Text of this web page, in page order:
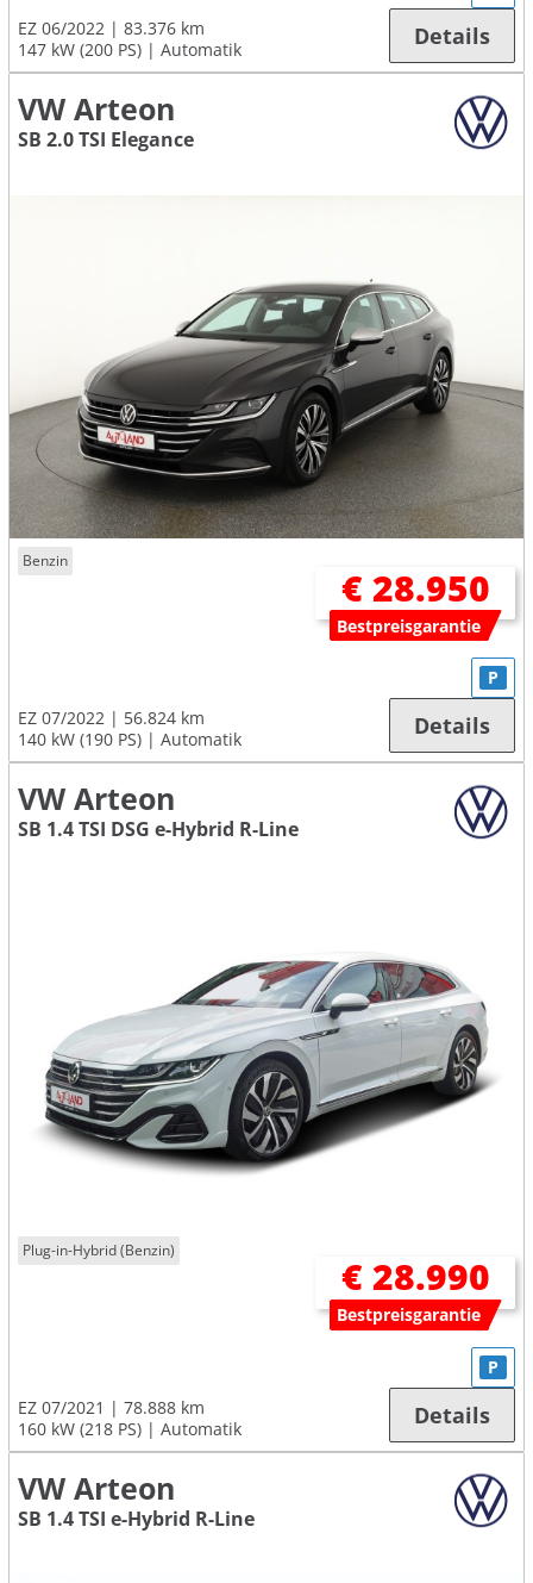
EZ 06/2022
83.376 km
147 kW (200 PS)
Automatik Details
VW Arteon
SB 2.0 TSI Elegance
Benzin
€ 28.950
Bestpreisgarantie
EZ 07/2022
56.824 km
140 kW (190 PS)
Automatik
P
Details
VW Arteon
SB 1.4 TSI DSG e-Hybrid R-Line
Plug-in-Hybrid (Benzin)
€ 28.990
Bestpreisgarantie
EZ 07/2021
78.888 km
160 kW (218 PS)
Automatik
P
Details
VW Arteon
SB 1.4 TSI e-Hybrid R-Line